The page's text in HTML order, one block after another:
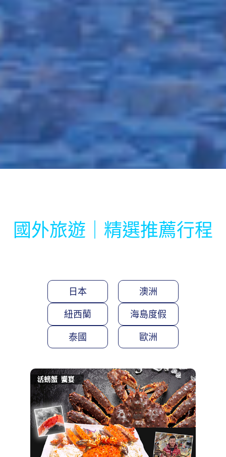
國外旅遊｜精選推薦行程
日本 澳洲
紐西蘭 海島度假
泰國 歐洲